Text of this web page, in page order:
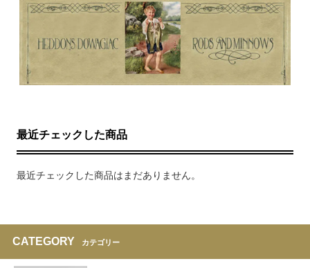
最近チェックした商品
最近チェックした商品はまだありません。
CATEGORY カテゴリー